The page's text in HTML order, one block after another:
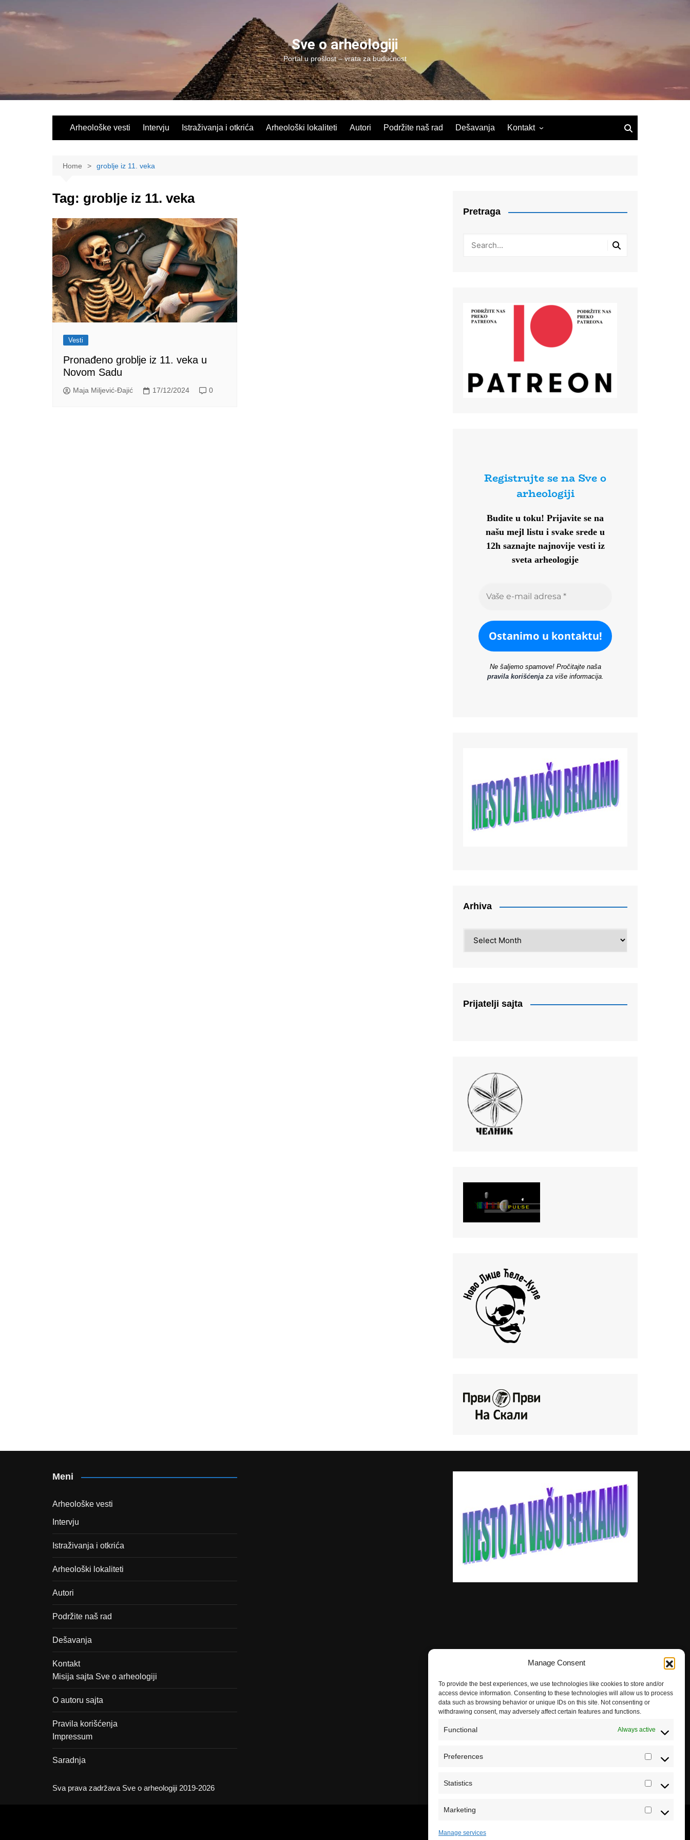
Manage Consent
To provide the best experiences, we use technologies like cookies to store and/or
access device information. Consenting to these technologies will allow us to process
data such as browsing behavior or unique IDs on this site. Not consenting or
withdrawing consent, may adversely affect certain features and functions.
Functional Always active
Preferences
Statistics Statistics
Marketing Marketing
Manage services
Sve o arheologiji
Portal u prošlost – vrata za budućnost
Arheološke vesti Intervju Istraživanja i otkrića Arheološki lokaliteti Autori Podržite naš rad Dešavanja Kontakt
Home groblje iz 11. veka
Tag: groblje iz 11. veka
Vesti
Pronađeno groblje iz 11. veka u
Novom Sadu
Maja Miljević-Đajić 17/12/2024 0
Pretraga
Registrujte se na Sve o
arheologiji
Budite u toku! Prijavite se na
našu mejl listu i svake srede u
12h saznajte najnovije vesti iz
sveta arheologije
Ne šaljemo spamove! Pročitajte naša
pravila korišćenjaza više informacija.
Arhiva
Prijatelji sajta
Meni
Arheološke vesti
Intervju
Istraživanja i otkrića
Arheološki lokaliteti
Autori
Podržite naš rad
Dešavanja
Kontakt
Misija sajta Sve o arheologiji
O autoru sajta
Pravila korišćenja
Impressum
Saradnja
Sva prava zadržava Sve o arheologiji 2019-2026